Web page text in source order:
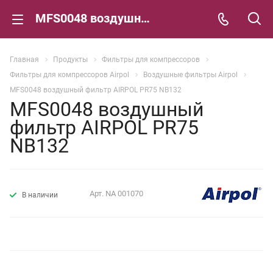
MFS0048 воздушный фильтр AIRPOL PR75 NB132
Главная Продукты
Фильтры для компрессоров
Фильтры для компрессоров Airpol
Воздушные фильтры Airpol
MFS0048 воздушный фильтр AIRPOL PR75 NB132
MFS0048 воздушный
фильтр AIRPOL PR75
NB132
В наличии Арт. NA 001070